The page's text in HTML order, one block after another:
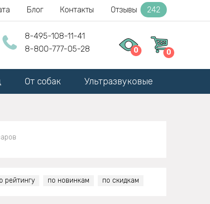
Блог Контакты Отзывы 242
8-495-108-11-41
8-800-777-05-28
0 0
От собак Ультразвуковые
рейтингу по новинкам по скидкам